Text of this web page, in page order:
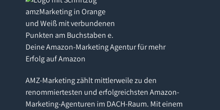
Deine Amazon-Marketing Agentur für mehr
Erfolg auf Amazon
AMZ-Marketing zählt mittlerweile zu den
renommiertesten und erfolgreichsten Amazon-
Marketing-Agenturen im DACH-Raum. Mit einem